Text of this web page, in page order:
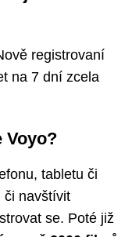
registrovaní
na 7 dní zcela
Voyo?
tabletu či
či navštívit
se. Poté již